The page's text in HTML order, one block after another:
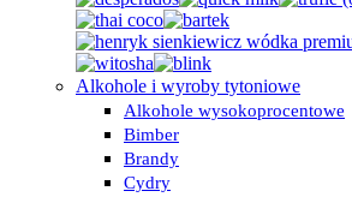
Alkohole i wyroby tytoniowe
Alkohole wysokoprocentowe
Bimber
Brandy
Cydry